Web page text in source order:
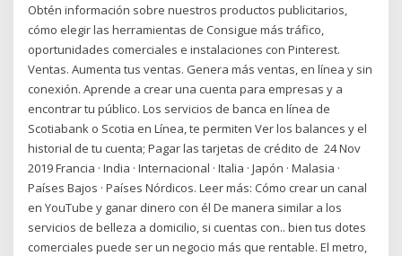
Obtén información sobre nuestros productos publicitarios,
cómo elegir las herramientas de Consigue más tráfico,
oportunidades comerciales e instalaciones con Pinterest.
Ventas. Aumenta tus ventas. Genera más ventas, en línea y sin
conexión. Aprende a crear una cuenta para empresas y a
encontrar tu público. Los servicios de banca en línea de
Scotiabank o Scotia en Línea, te permiten Ver los balances y el
historial de tu cuenta; Pagar las tarjetas de crédito de 24 Nov
2019 Francia · India · Internacional · Italia · Japón · Malasia ·
Países Bajos · Países Nórdicos. Leer más: Cómo crear un canal
en YouTube y ganar dinero con él De manera similar a los
servicios de belleza a domicilio, si cuentas con.. bien tus dotes
comerciales puede ser un negocio más que rentable. El metro,